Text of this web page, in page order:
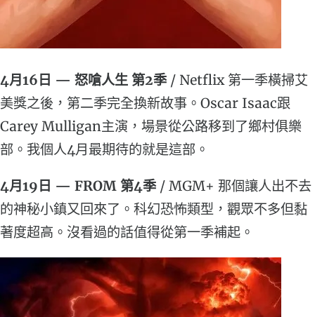
4月16日 — 怒嗆人生 第2季 / Netflix 第一季橫掃艾
美獎之後，第二季完全換新故事。Oscar Isaac跟
Carey Mulligan主演，場景從公路移到了鄉村俱樂
部。我個人4月最期待的就是這部。
4月19日 — FROM 第4季 / MGM+ 那個讓人出不去
的神秘小鎮又回來了。科幻恐怖類型，觀眾不多但黏
著度超高。沒看過的話值得從第一季補起。